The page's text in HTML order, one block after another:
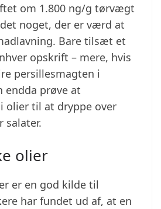
om 1.800 ng/g tørvægt
noget, der er værd at
Bare tilsæt et
opskrift – mere, hvis
persillesmagten i
endda prøve at
olier til at dryppe over
salater.
olier
er en god kilde til
har fundet ud af, at en